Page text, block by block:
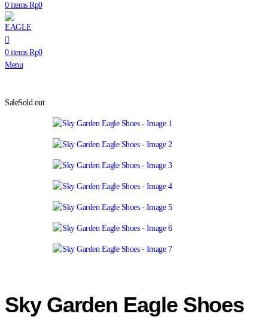
0items Rp0
0items Rp0
Menu
SaleSold out
Sky Garden Eagle Shoes